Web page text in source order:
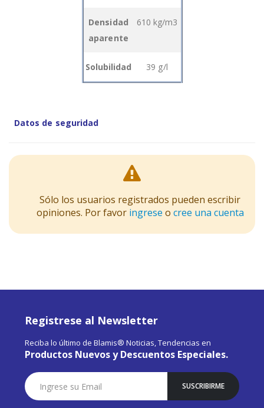
Densidad
aparente
610 kg/m3
Solubilidad 39 g/l
Datos de seguridad
Sólo los usuarios registrados pueden escribir
opiniones. Por favor ingrese o cree una cuenta
Registrese al Newsletter
Reciba lo último de Blamis® Noticias, Tendencias en
Productos Nuevos y Descuentos Especiales.
Suscríbase
a
Nuestro
SUSCRIBIRME